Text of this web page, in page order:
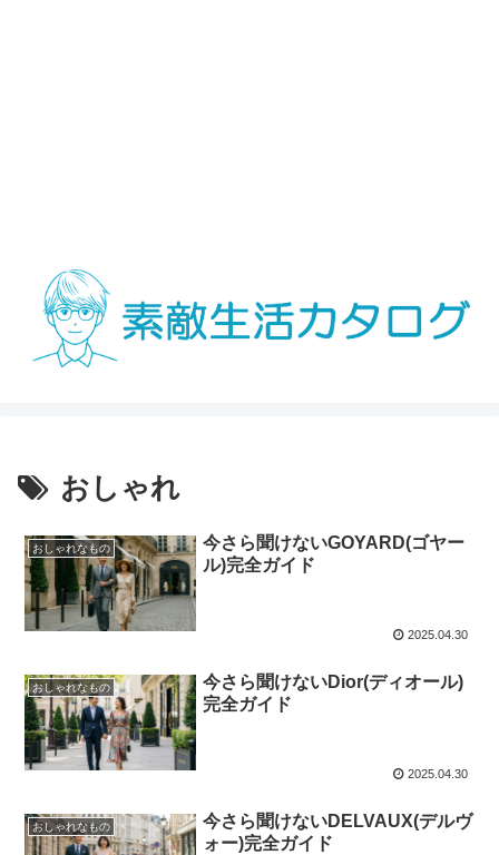
おしゃれ
おしゃれなもの
今さら聞けないGOYARD(ゴヤー
ル)完全ガイド
2025.04.30
おしゃれなもの
今さら聞けないDior(ディオール)
完全ガイド
2025.04.30
おしゃれなもの
今さら聞けないDELVAUX(デルヴ
ォー)完全ガイド